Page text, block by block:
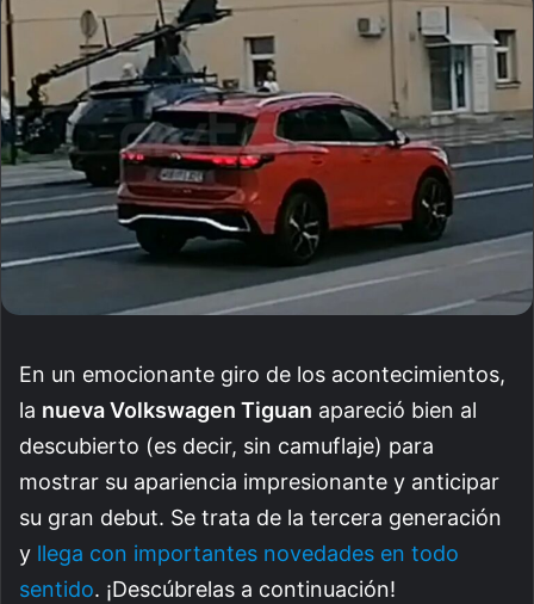
email
En un emocionante giro de los acontecimientos,
la nueva Volkswagen Tiguan apareció bien al
descubierto (es decir, sin camuflaje) para
mostrar su apariencia impresionante y anticipar
su gran debut. Se trata de la tercera generación
y llega con importantes novedades en todo
sentido. ¡Descúbrelas a continuación!